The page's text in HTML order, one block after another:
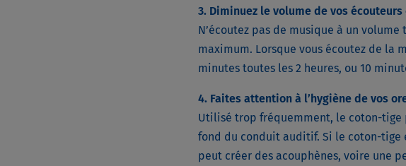
3. Diminuez le volume de vos écouteurs
N’écoutez pas de musique à un
maximum. Lorsque vous écoutez de la
minutes toutes les 2 heures, ou 10
4. Faites attention à l’hygiène de vos
Utilisé trop fréquemment, le coton-tige
fond du conduit auditif. Si le coton-
peut créer des acouphènes, voire une